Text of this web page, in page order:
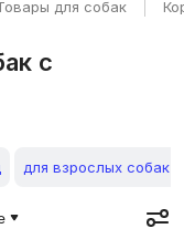
для собак
с
для взрослых собак